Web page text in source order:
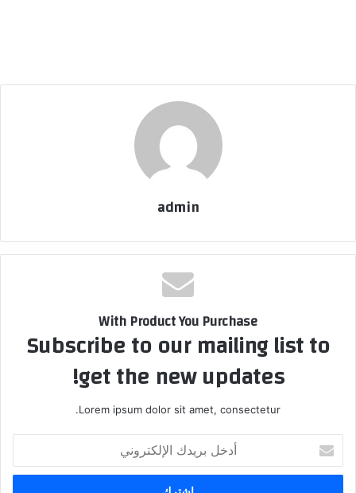
admin
With Product You Purchase
Subscribe to our mailing list to
get the new updates!
Lorem ipsum dolor sit amet, consectetur.
بريدك
الإلكتروني